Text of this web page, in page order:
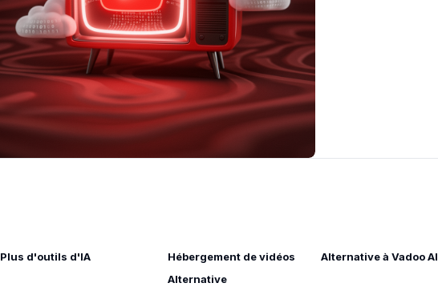
Plus d'outils d'IA
Hébergement de vidéos
Alternative
Alternative à Vadoo AI